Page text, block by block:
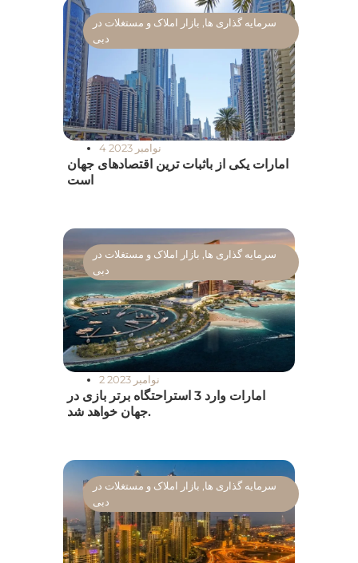
سرمایه گذاری ها, بازار املاک و مستغلات در
دبی
4 نوامبر 2023
امارات یکی از باثبات ترین اقتصادهای جهان
است
سرمایه گذاری ها, بازار املاک و مستغلات در
دبی
2 نوامبر 2023
امارات وارد 3 استراحتگاه برتر بازی در
جهان خواهد شد.
سرمایه گذاری ها, بازار املاک و مستغلات در
دبی